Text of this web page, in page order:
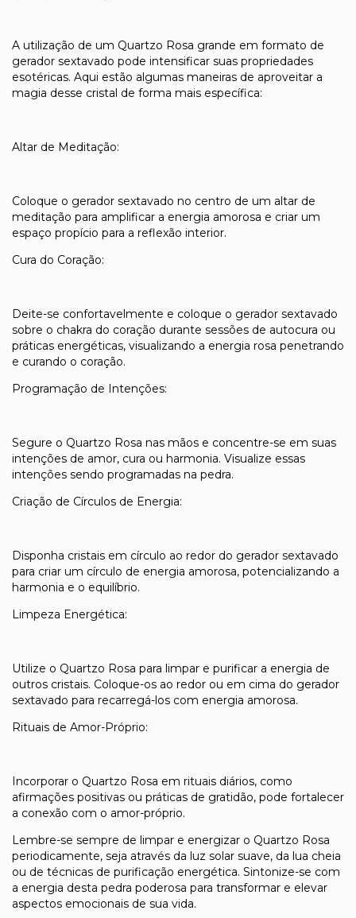
A utilização de um Quartzo Rosa grande em formato de
gerador sextavado pode intensificar suas propriedades
esotéricas. Aqui estão algumas maneiras de aproveitar a
magia desse cristal de forma mais específica:
Altar de Meditação:
Coloque o gerador sextavado no centro de um altar de
meditação para amplificar a energia amorosa e criar um
espaço propício para a reflexão interior.
Cura do Coração:
Deite-se confortavelmente e coloque o gerador sextavado
sobre o chakra do coração durante sessões de autocura ou
práticas energéticas, visualizando a energia rosa penetrando
e curando o coração.
Programação de Intenções:
Segure o Quartzo Rosa nas mãos e concentre-se em suas
intenções de amor, cura ou harmonia. Visualize essas
intenções sendo programadas na pedra.
Criação de Círculos de Energia:
Disponha cristais em círculo ao redor do gerador sextavado
para criar um círculo de energia amorosa, potencializando a
harmonia e o equilíbrio.
Limpeza Energética:
Utilize o Quartzo Rosa para limpar e purificar a energia de
outros cristais. Coloque-os ao redor ou em cima do gerador
sextavado para recarregá-los com energia amorosa.
Rituais de Amor-Próprio:
Incorporar o Quartzo Rosa em rituais diários, como
afirmações positivas ou práticas de gratidão, pode fortalecer
a conexão com o amor-próprio.
Lembre-se sempre de limpar e energizar o Quartzo Rosa
periodicamente, seja através da luz solar suave, da lua cheia
ou de técnicas de purificação energética. Sintonize-se com
a energia desta pedra poderosa para transformar e elevar
aspectos emocionais de sua vida.